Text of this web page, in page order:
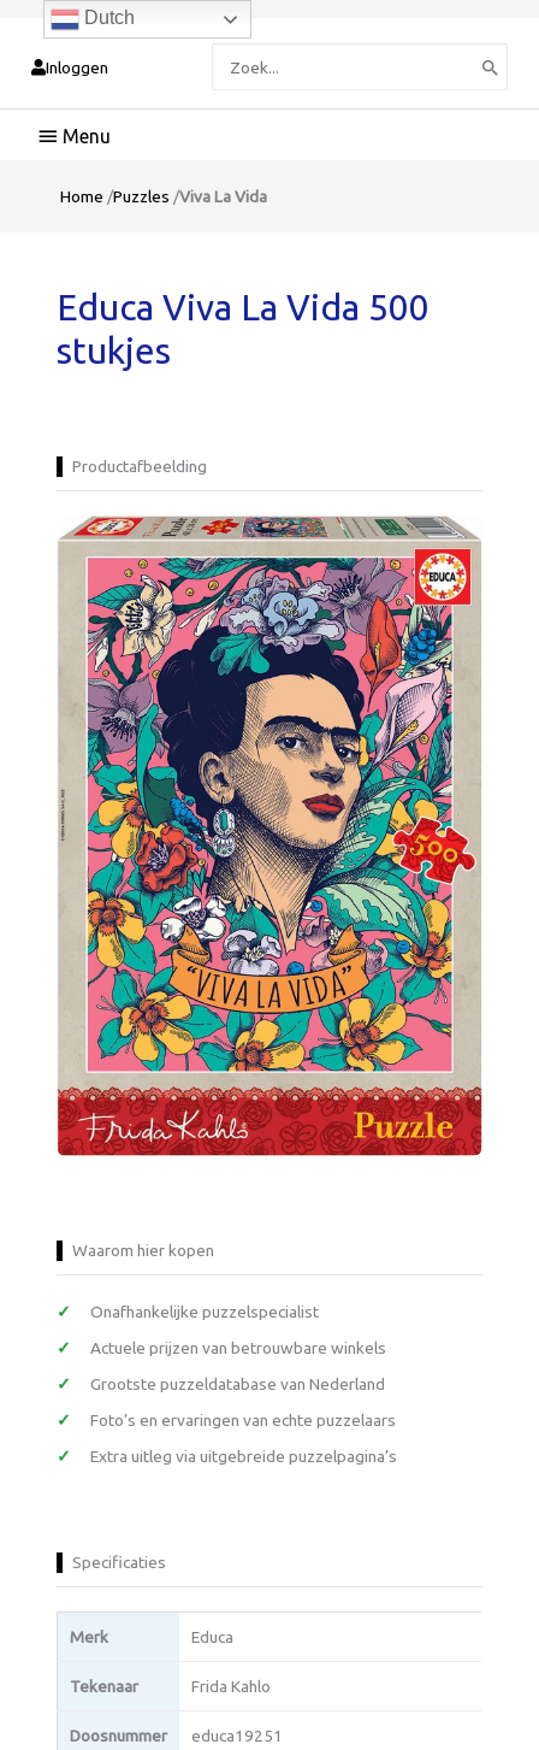
Inloggen
naar:
Hoofdmenu
Home /Puzzles /Viva La Vida
Educa Viva La Vida 500
stukjes
Productafbeelding
Waarom hier kopen
Onafhankelijke puzzelspecialist
Actuele prijzen van betrouwbare winkels
Grootste puzzeldatabase van Nederland
Foto’s en ervaringen van echte puzzelaars
Extra uitleg via uitgebreide puzzelpagina’s
Specificaties
Merk Educa
Tekenaar Frida Kahlo
Doosnummer educa19251
Dutch